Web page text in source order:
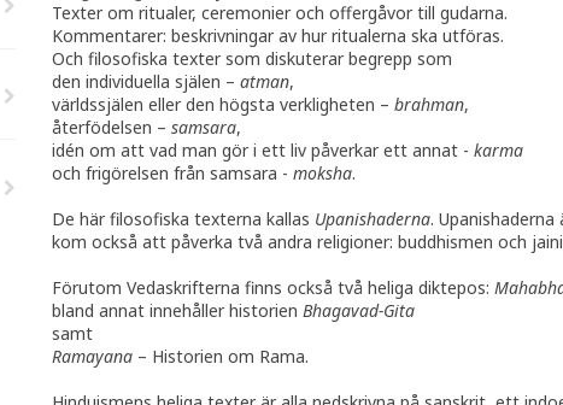
Texter om ritualer, ceremonier och offergåvor till gudarna.
Kommentarer: beskrivningar av hur ritualerna ska utföras.
Och filosofiska texter som diskuterar begrepp som
den individuella själen – atman,
världssjälen eller den högsta verkligheten – brahman,
återfödelsen – samsara,
idén om att vad man gör i ett liv påverkar ett annat - karma
och frigörelsen från samsara - moksha.
De här filosofiska texterna kallas Upanishaderna.
kom också att påverka två andra religioner: buddhismen och
Förutom Vedaskrifterna finns också två heliga diktepos:
bland annat innehåller historien Bhagavad-Gita
samt
Ramayana – Historien om Rama.